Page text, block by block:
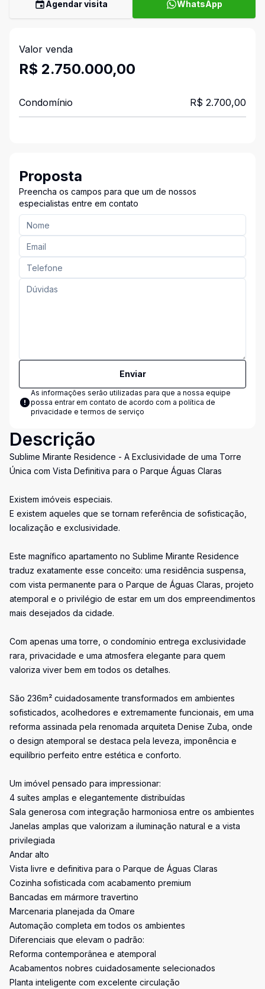
Agendar visita WhatsApp
Valor venda
R$ 2.750.000,00
Condomínio R$ 2.700,00
Proposta
Preencha os campos para que um de nossos
especialistas entre em contato
Enviar
As informações serão utilizadas para que a nossa equipe
possa entrar em contato de acordo com a política de
privacidade e termos de serviço
Descrição
Sublime Mirante Residence - A Exclusividade de uma Torre
Única com Vista Definitiva para o Parque Águas Claras
Existem imóveis especiais.
E existem aqueles que se tornam referência de sofisticação,
localização e exclusividade.
Este magnífico apartamento no Sublime Mirante Residence
traduz exatamente esse conceito: uma residência suspensa,
com vista permanente para o Parque de Águas Claras, projeto
atemporal e o privilégio de estar em um dos empreendimentos
mais desejados da cidade.
Com apenas uma torre, o condomínio entrega exclusividade
rara, privacidade e uma atmosfera elegante para quem
valoriza viver bem em todos os detalhes.
São 236m² cuidadosamente transformados em ambientes
sofisticados, acolhedores e extremamente funcionais, em uma
reforma assinada pela renomada arquiteta Denise Zuba, onde
o design atemporal se destaca pela leveza, imponência e
equilíbrio perfeito entre estética e conforto.
Um imóvel pensado para impressionar:
4 suítes amplas e elegantemente distribuídas
Sala generosa com integração harmoniosa entre os ambientes
Janelas amplas que valorizam a iluminação natural e a vista
privilegiada
Andar alto
Vista livre e definitiva para o Parque de Águas Claras
Cozinha sofisticada com acabamento premium
Bancadas em mármore travertino
Marcenaria planejada da Omare
Automação completa em todos os ambientes
Diferenciais que elevam o padrão:
Reforma contemporânea e atemporal
Acabamentos nobres cuidadosamente selecionados
Planta inteligente com excelente circulação